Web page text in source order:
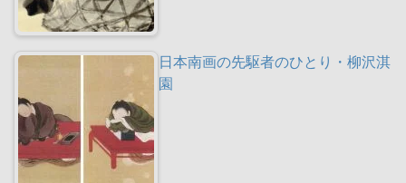
日本南画の先駆者のひとり・柳沢淇
園